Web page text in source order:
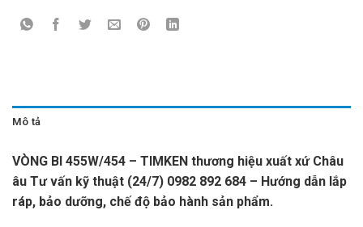
Mô tả
VÒNG BI 455W/454 – TIMKEN thương hiệu xuất xứ Châu
âu Tư vấn kỹ thuật (24/7) 0982 892 684 – Hướng dẫn lắp
ráp, bảo dưỡng, chế độ bảo hành sản phẩm.